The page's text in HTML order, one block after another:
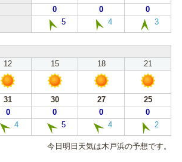
0 0
0
5 4 3
12 15 18
21
31 30 27
25
0 0 0
0
4 5 4 2
今日明日天気は木戸浜の予想です。